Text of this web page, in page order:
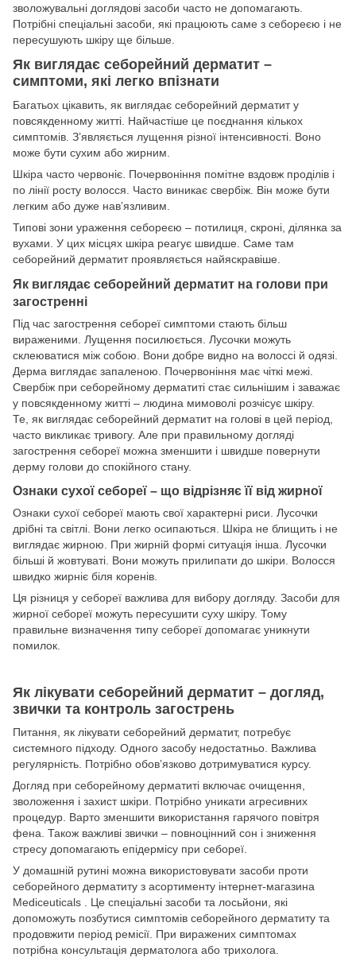
зволожувальні доглядові засоби часто не допомагають.
Потрібні спеціальні засоби, які працюють саме з себореєю і не
пересушують шкіру ще більше.
Як виглядає себорейний дерматит –
симптоми, які легко впізнати
Багатьох цікавить, як виглядає себорейний дерматит у
повсякденному житті. Найчастіше це поєднання кількох
симптомів. З’являється лущення різної інтенсивності. Воно
може бути сухим або жирним.
Шкіра часто червоніє. Почервоніння помітне вздовж проділів і
по лінії росту волосся. Часто виникає свербіж. Він може бути
легким або дуже нав’язливим.
Типові зони ураження себореєю – потилиця, скроні, ділянка за
вухами. У цих місцях шкіра реагує швидше. Саме там
себорейний дерматит проявляється найяскравіше.
Як виглядає себорейний дерматит на голови при
загостренні
Під час загострення себореї симптоми стають більш
вираженими. Лущення посилюється. Лусочки можуть
склеюватися між собою. Вони добре видно на волоссі й одязі.
Дерма виглядає запаленою. Почервоніння має чіткі межі.
Свербіж при себорейному дерматиті стає сильнішим і заважає
у повсякденному житті – людина мимоволі розчісує шкіру.
Те, як виглядає себорейний дерматит на голові в цей період,
часто викликає тривогу. Але при правильному догляді
загострення себореї можна зменшити і швидше повернути
дерму голови до спокійного стану.
Ознаки сухої себореї – що відрізняє її від жирної
Ознаки сухої себореї мають свої характерні риси. Лусочки
дрібні та світлі. Вони легко осипаються. Шкіра не блищить і не
виглядає жирною. При жирній формі ситуація інша. Лусочки
більші й жовтуваті. Вони можуть прилипати до шкіри. Волосся
швидко жирніє біля коренів.
Ця різниця у себореї важлива для вибору догляду. Засоби для
жирної себореї можуть пересушити суху шкіру. Тому
правильне визначення типу себореї допомагає уникнути
помилок.
Як лікувати себорейний дерматит – догляд,
звички та контроль загострень
Питання, як лікувати себорейний дерматит, потребує
системного підходу. Одного засобу недостатньо. Важлива
регулярність. Потрібно обовʼязково дотримуватися курсу.
Догляд при себорейному дерматиті включає очищення,
зволоження і захист шкіри. Потрібно уникати агресивних
процедур. Варто зменшити використання гарячого повітря
фена. Також важливі звички – повноцінний сон і зниження
стресу допомагають епідермісу при себореї.
У домашній рутині можна використовувати засоби проти
себорейного дерматиту з асортименту інтернет-магазина
Mediceuticals . Це спеціальні засоби та лосьйони, які
допоможуть позбутися симптомів себорейного дерматиту та
продовжити період ремісії. При виражених симптомах
потрібна консультація дерматолога або трихолога.